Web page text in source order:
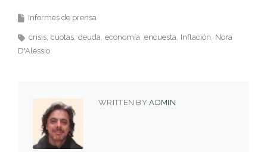
Informes de prensa
crisis cuotas deuda economía encuesta Inflación Nora
D'Alessio
WRITTEN BYADMIN